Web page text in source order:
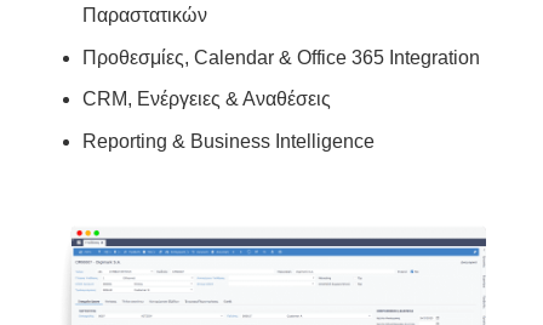
Παραστατικών
Προθεσμίες, Calendar & Office 365 Integration
CRM, Ενέργειες & Αναθέσεις
Reporting & Business Intelligence